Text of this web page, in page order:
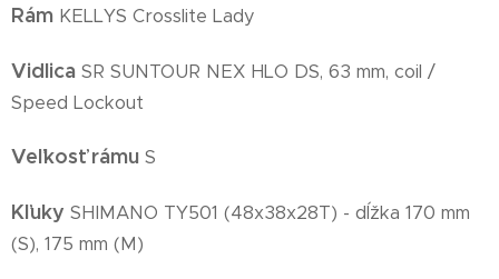
Rám KELLYS Crosslite Lady
Vidlica SR SUNTOUR NEX HLO DS, 63 mm, coil /
Speed Lockout
Veľkosť rámu S
Kľuky SHIMANO TY501 (48x38x28T) - dĺžka 170 mm
(S), 175 mm (M)